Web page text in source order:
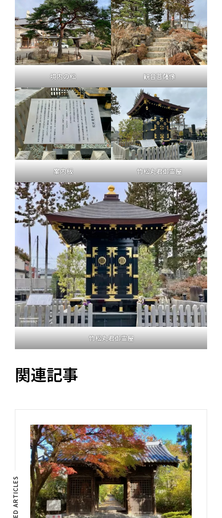
境内の松 観音菩薩像
案内板 竹松丸君御霊屋
竹松丸君御霊屋
関連記事